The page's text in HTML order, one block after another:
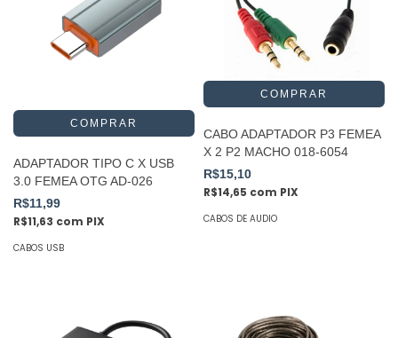
ADAPTADOR TIPO C X USB
3.0 FEMEA OTG AD-026
R$11,99
R$11,63 com PIX
CABOS USB
CABO ADAPTADOR P3 FEMEA
X 2 P2 MACHO 018-6054
R$15,10
R$14,65 com PIX
CABOS DE AUDIO